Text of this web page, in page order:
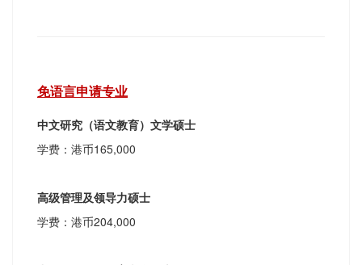
免语言申请专业
中文研究（语文教育）文学硕士
学费：港币165,000
高级管理及领导力硕士
学费：港币204,000